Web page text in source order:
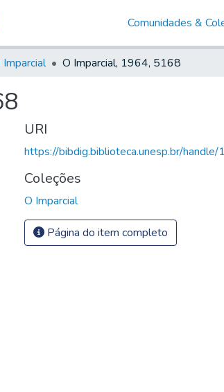
Comunidades &
Imparcial O Imparcial, 1964, 5168
URI
https://bibdig.biblioteca.unesp.br/
Coleções
O Imparcial
Página do item completo